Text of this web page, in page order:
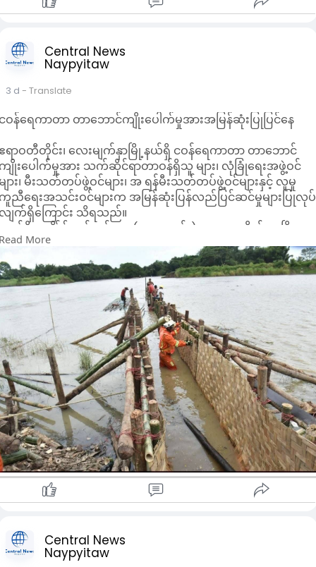
Central News
Naypyitaw
3 d - Translate
ဝန်ရေကာတာ တာဘောင်ကျိုးပေါက်မှုအားအမြန်ဆုံးပြုပြင်နေ
ရာဝတီတိုင်း၊ လေးမျက်နှာမြို့နယ်ရှိ ငဝန်ရေကာတာ တာဘောင်
ျိုးပေါက်မှုအား သက်ဆိုင်ရာတာဝန်ရှိသူ များ၊ လုံခြုံရေးအဖွဲ့ဝင်
ျား၊ မီးသတ်တပ်ဖွဲ့ဝင်များ၊ အ ရန်မီးသတ်တပ်ဖွဲ့ဝင်များနှင့် လူမှု
ညီရေးအသင်းဝင်များက အမြန်ဆုံးပြန်လည်ပြင်ဆင်မှုများပြုလုပ်
ျက်ရှိကြောင်း သိရသည်။
က်ရှိအချိန်၌ ကမ်းရင်းတာ(တာဟောင်း)အား ရေ တိုက်စားပြိုကျ
မှကာကွယ်နိုင်ရန် တာခြေထောက်ခြင်းအဖြစ် Geo Bag ကမ်းထိန်း
တ်များချခြင်း၊ မျောတုတ်တန်းကာ၍ သဲအိတ်ဖြည့်ခြင်း၊ ကမ်းရင်း
ာ (တာဟောင်း) (၁၂၀)ပေ ရေဝင်ပေါက်အား ဘေးနှစ်ဖက်မျော
တ်တန်းများရိုက်၍ သဲအိတ်များထည့်ကာ ရေစီးကြောင်းအရှိန်
ျော့ချရေးဆောင်ရွက်ခြင်းတို့ကိုပြုလုပ်လျက်ရှိကြောင်း သိရ
ည်။
ပြင် ပန်းတာအား ထိန်းသိမ်းကာကွယ်ခြင်းလုပ်ငန်းဆောင်ရွက်ရန်
အပ်သောတိုင်းတာမှုလုပ်ငန်းများနှင့် ပစ္စည်းစုဆောင်းခြင်း
ပ်ငန်း‌များ၊ ရေနက်စီးကြောင်း ပိတ်ဆို့ဟန့်တားရန် Geo Bag များ၊
ျောက်ဖြည့်သံခြင်းချခြင်းလုပ်ငန်းများကို စက်ယန္တယားများရော
ပါကဆက်လက်ဆောင်ရွက်မည်ဖြစ်ကြောင်း သိရသည်။
သို့ ဆောင်ရွက်နေမှုများကို ဧရာဝတီတိုင်းဝန်ကြီးချုပ်ဦးအေး
ျော်ကကြည့်ရှုစစ်ဆေးပြီး ရေစီး ကြောင်းအရှိန်လျော့ချရေးနှင့်
ေနက်စီးကြောင်း ပိတ် ဆို့ဟန့်တားရန် Geo Bag များ၊ ကျောက်
ြည့်သံခြင်းချခြင်းလုပ်ငန်းများဆောင်ရွက်နိုင်ရန် လိုအပ်သော သဲနှ
ျောက်များကိုရနိုင်သည့် အနီးဆုံးနေရာများမှ သယ် ယူဆောင်ရွက်
င်ရေးအတွက် ညှိနှိုင်းဆောင်ရွက်ပေးခဲ့ကြောင်း သိရသည်။
More
Central News
Naypyitaw